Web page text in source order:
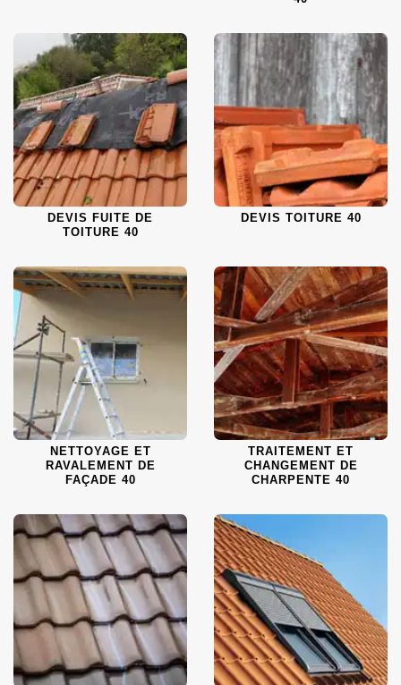
DEVIS FUITE DE
TOITURE 40
DEVIS TOITURE 40
NETTOYAGE ET
RAVALEMENT DE
FAÇADE 40
TRAITEMENT ET
CHANGEMENT DE
CHARPENTE 40